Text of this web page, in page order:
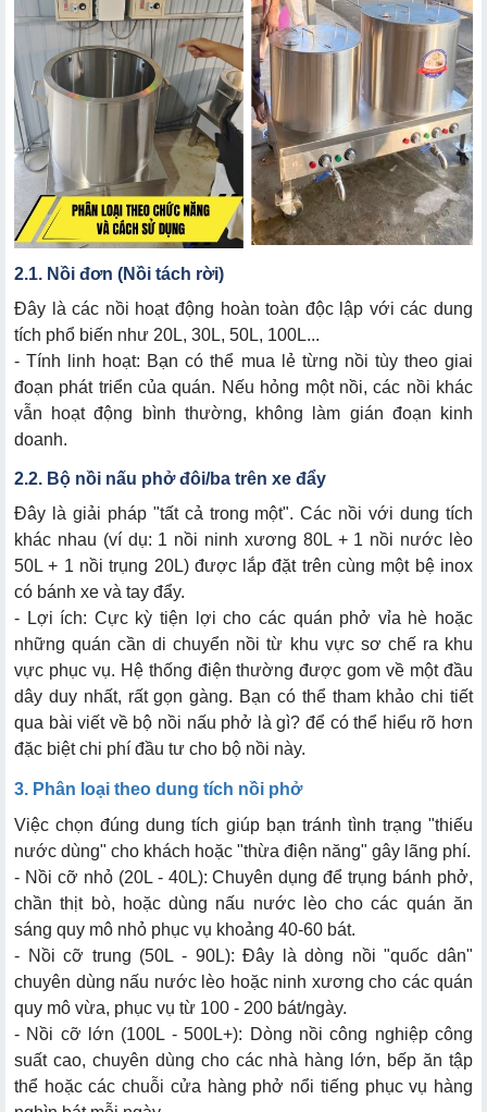
2.1. Nồi đơn (Nồi tách rời)
Đây là các nồi hoạt động hoàn toàn độc lập với các dung
tích phổ biến như 20L, 30L, 50L, 100L...
- Tính linh hoạt: Bạn có thể mua lẻ từng nồi tùy theo giai
đoạn phát triển của quán. Nếu hỏng một nồi, các nồi khác
vẫn hoạt động bình thường, không làm gián đoạn kinh
doanh.
2.2. Bộ nồi nấu phở đôi/ba trên xe đẩy
Đây là giải pháp "tất cả trong một". Các nồi với dung tích
khác nhau (ví dụ: 1 nồi ninh xương 80L + 1 nồi nước lèo
50L + 1 nồi trụng 20L) được lắp đặt trên cùng một bệ inox
có bánh xe và tay đẩy.
- Lợi ích: Cực kỳ tiện lợi cho các quán phở vỉa hè hoặc
những quán cần di chuyển nồi từ khu vực sơ chế ra khu
vực phục vụ. Hệ thống điện thường được gom về một đầu
dây duy nhất, rất gọn gàng. Bạn có thể tham khảo chi tiết
qua bài viết về bộ nồi nấu phở là gì? để có thể hiểu rõ hơn
đặc biệt chi phí đầu tư cho bộ nồi này.
3. Phân loại theo dung tích nồi phở
Việc chọn đúng dung tích giúp bạn tránh tình trạng "thiếu
nước dùng" cho khách hoặc "thừa điện năng" gây lãng phí.
- Nồi cỡ nhỏ (20L - 40L): Chuyên dụng để trụng bánh phở,
chần thịt bò, hoặc dùng nấu nước lèo cho các quán ăn
sáng quy mô nhỏ phục vụ khoảng 40-60 bát.
- Nồi cỡ trung (50L - 90L): Đây là dòng nồi "quốc dân"
chuyên dùng nấu nước lèo hoặc ninh xương cho các quán
quy mô vừa, phục vụ từ 100 - 200 bát/ngày.
- Nồi cỡ lớn (100L - 500L+): Dòng nồi công nghiệp công
suất cao, chuyên dùng cho các nhà hàng lớn, bếp ăn tập
thể hoặc các chuỗi cửa hàng phở nổi tiếng phục vụ hàng